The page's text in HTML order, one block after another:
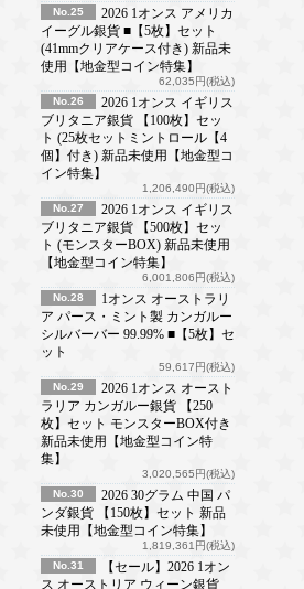
No.25
2026 1オンス アメリカ
イーグル銀貨 ■【5枚】セット
(41mmクリアケース付き) 新品未
使用【地金型コイン特集】
62,035円(税込)
No.26
2026 1オンス イギリス
ブリタニア銀貨 【100枚】セッ
ト (25枚セットミントロール【4
個】付き) 新品未使用【地金型コ
イン特集】
1,206,490円(税込)
No.27
2026 1オンス イギリス
ブリタニア銀貨 【500枚】セッ
ト (モンスターBOX) 新品未使用
【地金型コイン特集】
6,001,806円(税込)
No.28
1オンス オーストラリ
ア パース・ミント製 カンガルー
シルバーバー 99.99% ■【5枚】セ
ット
59,617円(税込)
No.29
2026 1オンス オースト
ラリア カンガルー銀貨 【250
枚】セット モンスターBOX付き
新品未使用【地金型コイン特
集】
3,020,565円(税込)
No.30
2026 30グラム 中国 パ
ンダ銀貨 【150枚】セット 新品
未使用【地金型コイン特集】
1,819,361円(税込)
No.31
【セール】2026 1オン
ス オーストリア ウィーン銀貨